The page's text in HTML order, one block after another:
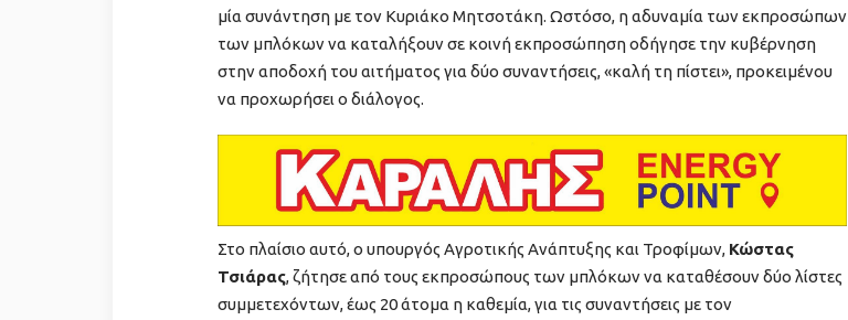
μία συνάντηση με τον Κυριάκο Μητσοτάκη. Ωστόσο, η αδυναμία των εκπροσώπων
των μπλόκων να καταλήξουν σε κοινή εκπροσώπηση οδήγησε την κυβέρνηση
στην αποδοχή του αιτήματος για δύο συναντήσεις, «καλή τη πίστει», προκειμένου
να προχωρήσει ο διάλογος.
Στο πλαίσιο αυτό, ο υπουργός Αγροτικής Ανάπτυξης και Τροφίμων, Κώστας
Τσιάρας, ζήτησε από τους εκπροσώπους των μπλόκων να καταθέσουν δύο λίστες
συμμετεχόντων, έως 20 άτομα η καθεμία, για τις συναντήσεις με τον